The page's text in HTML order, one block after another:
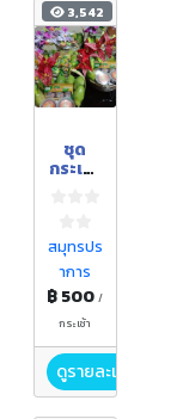
3,542
ชุด
กระเช้า
หวาน
ต้น
หอม
สมุทรปร
าการ
฿ 500/
กระเช้า
ดูรายละเอียด